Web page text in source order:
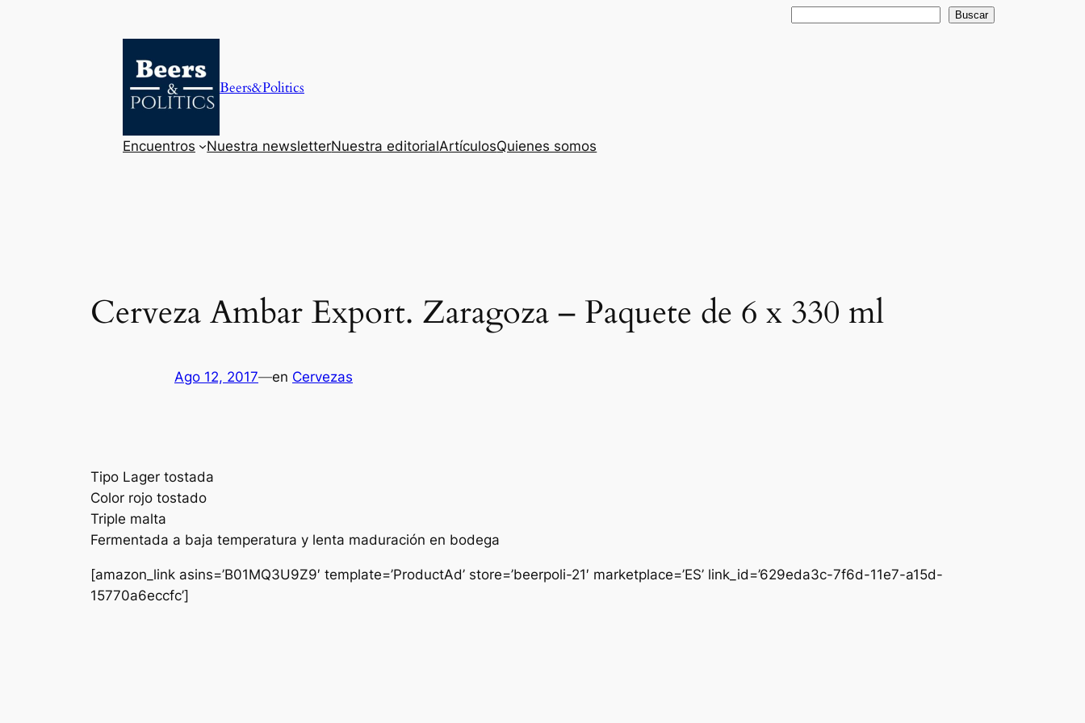
Buscar
Beers&Politics
Encuentros Nuestra newsletterNuestra editorialArtículosQuienes somos
Cerveza Ambar Export. Zaragoza – Paquete de 6 x 330 ml
Ago 12, 2017—en Cervezas
Tipo Lager tostada
Color rojo tostado
Triple malta
Fermentada a baja temperatura y lenta maduración en bodega
[amazon_link asins=’B01MQ3U9Z9′ template=’ProductAd’ store=’beerpoli-21′ marketplace=’ES’ link_id=’629eda3c-7f6d-11e7-a15d-
15770a6eccfc’]